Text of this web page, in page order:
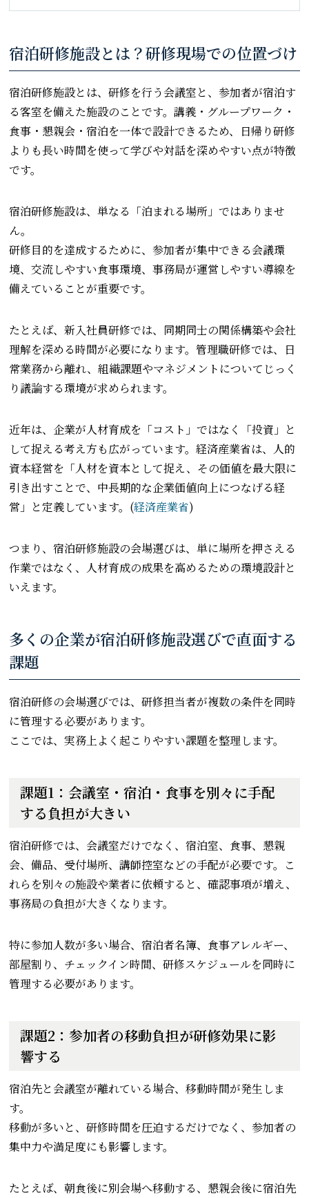
宿泊研修施設とは？研修現場での位置づけ
宿泊研修施設とは、研修を行う会議室と、参加者が宿泊す
る客室を備えた施設のことです。講義・グループワーク・
食事・懇親会・宿泊を一体で設計できるため、日帰り研修
よりも長い時間を使って学びや対話を深めやすい点が特徴
です。
宿泊研修施設は、単なる「泊まれる場所」ではありませ
ん。
研修目的を達成するために、参加者が集中できる会議環
境、交流しやすい食事環境、事務局が運営しやすい導線を
備えていることが重要です。
たとえば、新入社員研修では、同期同士の関係構築や会社
理解を深める時間が必要になります。管理職研修では、日
常業務から離れ、組織課題やマネジメントについてじっく
り議論する環境が求められます。
近年は、企業が人材育成を「コスト」ではなく「投資」と
して捉える考え方も広がっています。経済産業省は、人的
資本経営を「人材を資本として捉え、その価値を最大限に
引き出すことで、中長期的な企業価値向上につなげる経
営」と定義しています。(経済産業省)
つまり、宿泊研修施設の会場選びは、単に場所を押さえる
作業ではなく、人材育成の成果を高めるための環境設計と
いえます。
多くの企業が宿泊研修施設選びで直面する
課題
宿泊研修の会場選びでは、研修担当者が複数の条件を同時
に管理する必要があります。
ここでは、実務上よく起こりやすい課題を整理します。
課題1：会議室・宿泊・食事を別々に手配
する負担が大きい
宿泊研修では、会議室だけでなく、宿泊室、食事、懇親
会、備品、受付場所、講師控室などの手配が必要です。こ
れらを別々の施設や業者に依頼すると、確認事項が増え、
事務局の負担が大きくなります。
特に参加人数が多い場合、宿泊者名簿、食事アレルギー、
部屋割り、チェックイン時間、研修スケジュールを同時に
管理する必要があります。
課題2：参加者の移動負担が研修効果に影
響する
宿泊先と会議室が離れている場合、移動時間が発生しま
す。
移動が多いと、研修時間を圧迫するだけでなく、参加者の
集中力や満足度にも影響します。
たとえば、朝食後に別会場へ移動する、懇親会後に宿泊先